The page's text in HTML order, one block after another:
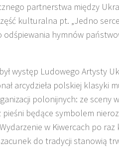
partnerstwa między
kulturalna pt. „Jedno
odśpiewania hymnów
występ Ludowego Artysty
arcydzieła polskiej klasyki
polonijnych: ze sceny
będące symbolem
w Kiwercach po raz
do tradycji stanowią